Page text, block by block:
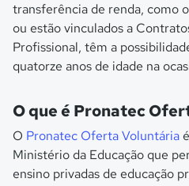
transferência de renda, como
ou estão vinculados a
Profissional, têm a
quatorze anos de idade na
O que é Pronatec
O Pronatec Oferta Voluntária
Ministério da Educação que
ensino privadas de educação